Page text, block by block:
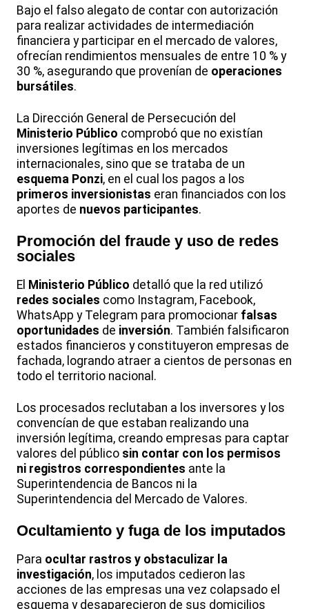
Bajo el falso alegato de contar con autorización
para realizar actividades de intermediación
financiera y participar en el mercado de valores,
ofrecían rendimientos mensuales de entre 10 % y
30 %, asegurando que provenían de operaciones
bursátiles.
La Dirección General de Persecución del
Ministerio Público comprobó que no existían
inversiones legítimas en los mercados
internacionales, sino que se trataba de un
esquema Ponzi, en el cual los pagos a los
primeros inversionistas eran financiados con los
aportes de nuevos participantes.
Promoción del fraude y uso de redes
sociales
El Ministerio Público detalló que la red utilizó
redes sociales como Instagram, Facebook,
WhatsApp y Telegram para promocionar falsas
oportunidades de inversión. También falsificaron
estados financieros y constituyeron empresas de
fachada, logrando atraer a cientos de personas en
todo el territorio nacional.
Los procesados reclutaban a los inversores y los
convencían de que estaban realizando una
inversión legítima, creando empresas para captar
valores del público sin contar con los permisos
ni registros correspondientes ante la
Superintendencia de Bancos ni la
Superintendencia del Mercado de Valores.
Ocultamiento y fuga de los imputados
Para ocultar rastros y obstaculizar la
investigación, los imputados cedieron las
acciones de las empresas una vez colapsado el
esquema y desaparecieron de sus domicilios